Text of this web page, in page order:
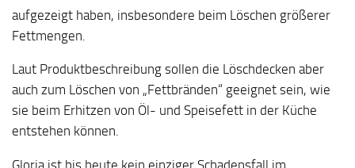
aufgezeigt haben, insbesondere beim Löschen größerer
Fettmengen.
Laut Produktbeschreibung sollen die Löschdecken aber
auch zum Löschen von „Fettbränden“ geeignet sein, wie
sie beim Erhitzen von Öl- und Speisefett in der Küche
entstehen können.